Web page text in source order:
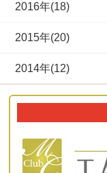
2016年(18)
2015年(20)
2014年(12)